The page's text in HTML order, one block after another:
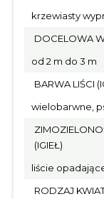
krzewiasty
DOCELOWA
od 2 m do 3 m
BARWA LIŚCI
wielobarwne,
(IGIEŁ)
liście
RODZAJ